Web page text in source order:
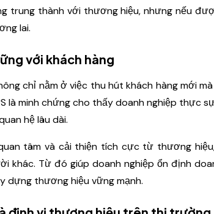
trung thành với thương hiệu, nhưng nếu
lai.
với khách hàng
chỉ nằm ở việc thu hút khách hàng mới
là minh chứng cho thấy doanh nghiệp thực
hệ lâu dài.
tâm và cải thiện tích cực từ thương
khác. Từ đó giúp doanh nghiệp ổn định
dựng thương hiệu vững mạnh.